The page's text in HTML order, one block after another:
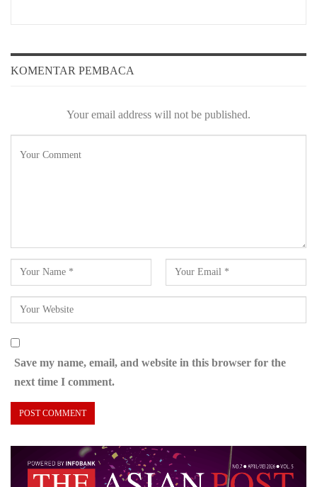
KOMENTAR PEMBACA
Your email address will not be published.
Save my name, email, and website in this browser for the
next time I comment.